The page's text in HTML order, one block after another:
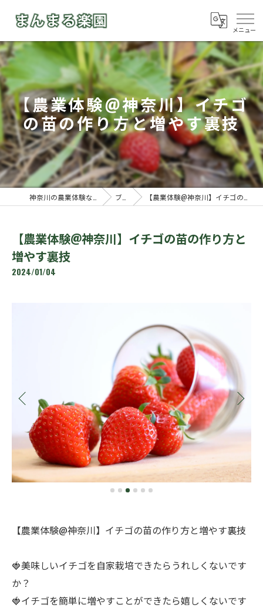
【農業体験@神奈川】イチゴ
の苗の作り方と増やす裏技
ブログ 【農業体験@神奈川】イチゴの苗の作り方と増やす裏技
【農業体験@神奈川】イチゴの苗の作り方と
増やす裏技
2024/01/04
【農業体験@神奈川】イチゴの苗の作り方と増やす裏技
🍓美味しいイチゴを自家栽培できたらうれしくないです
か？
🍓イチゴを簡単に増やすことができたら嬉しくないです